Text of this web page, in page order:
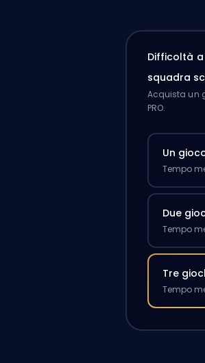
Difficoltà
squadra
Acquista un
PRO.
Un
Tempo
Due
Tempo
Tre
Tempo